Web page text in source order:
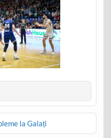
la Galați